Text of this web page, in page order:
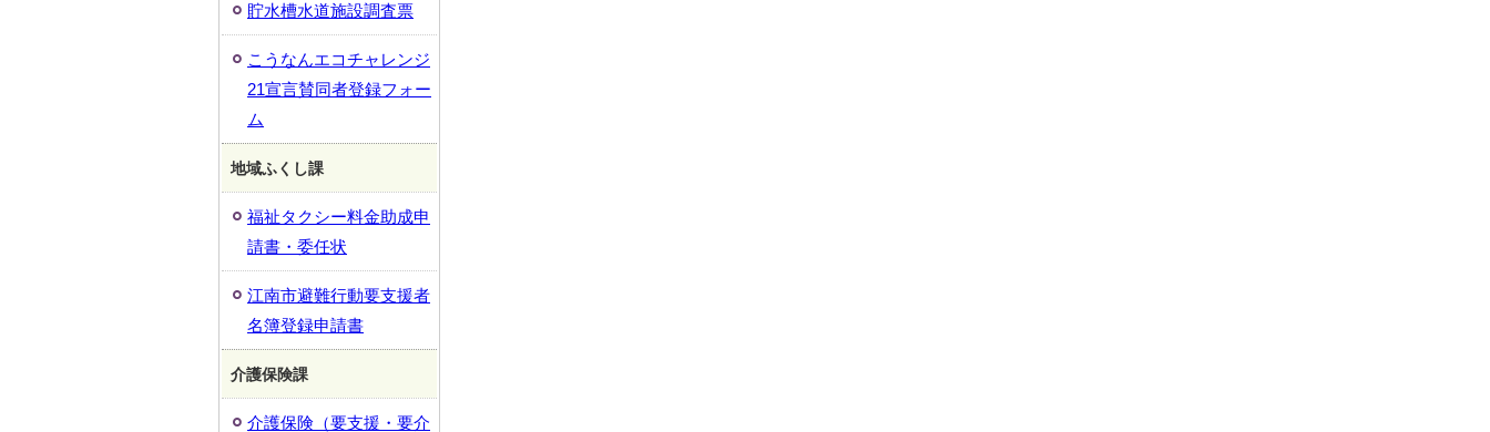
貯水槽水道施設調査票
こうなんエコチャレンジ
21宣言賛同者登録フォー
ム
地域ふくし課
福祉タクシー料金助成申
請書・委任状
江南市避難行動要支援者
名簿登録申請書
介護保険課
介護保険（要支援・要介